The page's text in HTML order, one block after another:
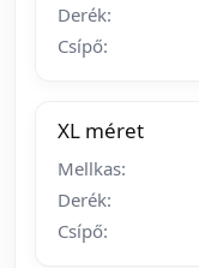
Derék:
Csípő:
XL méret
Mellkas:
Derék:
Csípő: